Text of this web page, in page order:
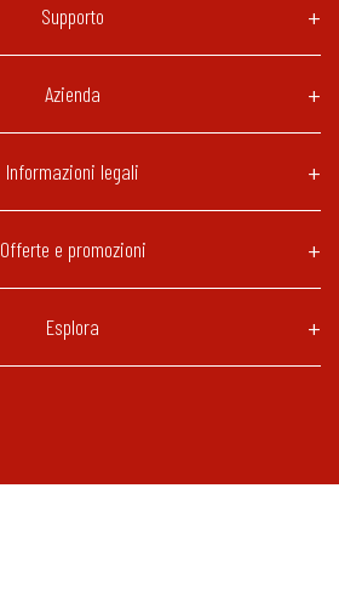
Supporto
Azienda
Informazioni legali
Offerte e promozioni
Esplora